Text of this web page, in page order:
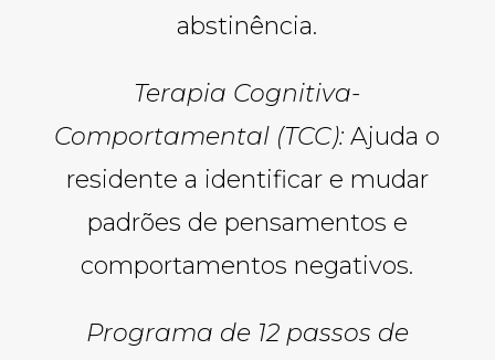
abstinência.
Terapia Cognitiva-
Comportamental (TCC): Ajuda o
residente a identificar e mudar
padrões de pensamentos e
comportamentos negativos.
Programa de 12 passos de